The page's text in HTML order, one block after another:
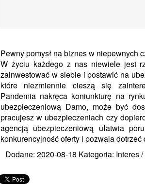
Pewny pomysł na biznes w niepewnych
W życiu każdego z nas niewiele jest
zainwestować w siebie i postawić na
które niezmiennie cieszą się
Pandemia nakręca koniunkturę na
ubezpieczeniową Damo, może być
pracujesz w ubezpieczeniach czy
agencją ubezpieczeniową ułatwia
konkurencyjność oferty i pozwala
Dodane: 2020-08-18 Kategoria: Interes